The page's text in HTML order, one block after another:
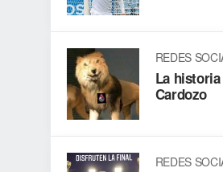
REDES
La
Cardozo
REDES